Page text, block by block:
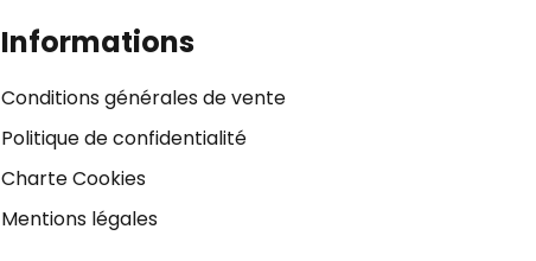
Informations
Conditions générales de vente
Politique de confidentialité
Charte Cookies
Mentions légales